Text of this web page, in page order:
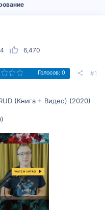
6,470
Голосов: 0 #1
(Книга + Видео) (2020)